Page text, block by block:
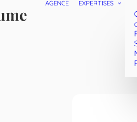
AGENCE EXPERTISES